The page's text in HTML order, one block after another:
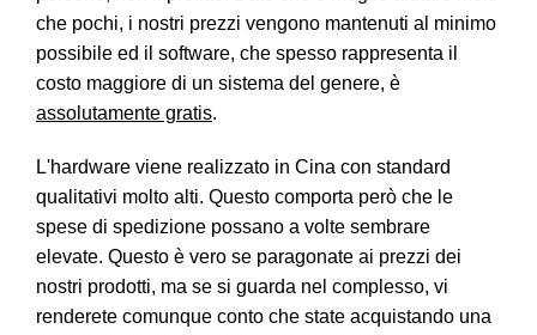
che pochi, i nostri prezzi vengono mantenuti al minimo
possibile ed il software, che spesso rappresenta il
costo maggiore di un sistema del genere, è
assolutamente gratis.
L'hardware viene realizzato in Cina con standard
qualitativi molto alti. Questo comporta però che le
spese di spedizione possano a volte sembrare
elevate. Questo è vero se paragonate ai prezzi dei
nostri prodotti, ma se si guarda nel complesso, vi
renderete comunque conto che state acquistando una